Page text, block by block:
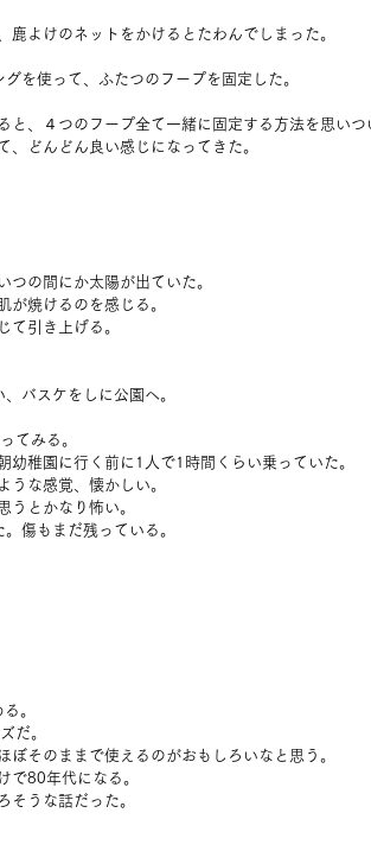
鹿よけのネットをかけるとたわんでしまった。
を使って、ふたつのフープを固定した。
と、４つのフープ全て一緒に固定する方法を思いつ
、どんどん良い感じになってきた。
つの間にか太陽が出ていた。
が焼けるのを感じる。
て引き上げる。
バスケをしに公園へ。
てみる。
幼稚園に行く前に1人で1時間くらい乗っていた。
うな感覚、懐かしい。
うとかなり怖い。
傷もまだ残っている。
。
だ。
ぼそのままで使えるのがおもしろいなと思う。
で80年代になる。
そうな話だった。